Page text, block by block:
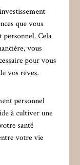
que vous
personnel. Cela
vous
pour vous
vos rêves.
personnel
à cultiver une
santé
votre vie